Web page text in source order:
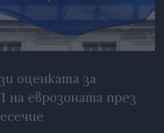
оценката за
на еврозоната през